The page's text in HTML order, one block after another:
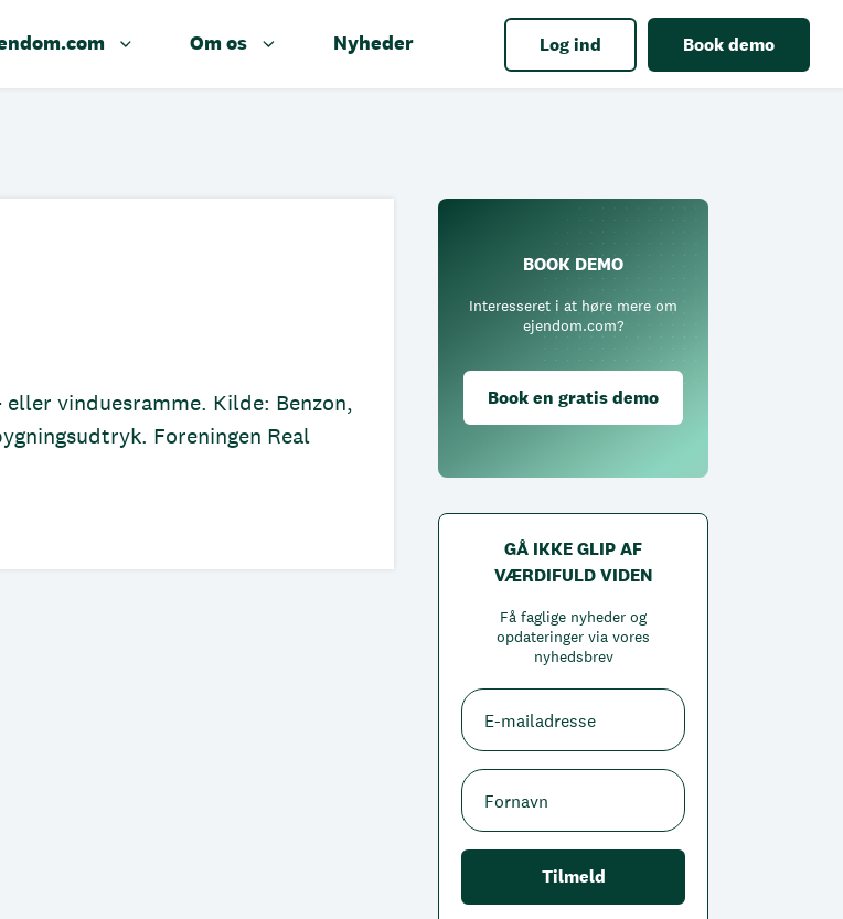
Om os Nyheder Log ind Book demo
vinduesramme. Kilde: Benzon,
Foreningen Real
BOOK DEMO
Interesseret i at høre mere om
ejendom.com?
Book en gratis demo
GÅ IKKE GLIP AF
VÆRDIFULD VIDEN
Få faglige nyheder og
opdateringer via vores
nyhedsbrev